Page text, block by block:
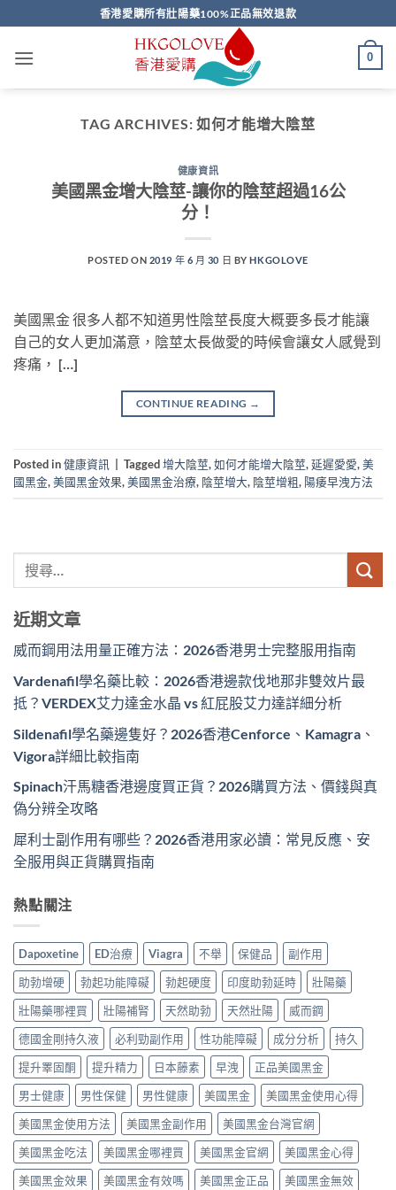
to
content
香港愛購所有壯陽藥100%正品無效退款
0
TAG ARCHIVES:如何才能增大陰莖
健康資訊
美國黑金增大陰莖-讓你的陰莖超過16公
分！
POSTED ON 2019 年 6 月 30 日 BYHKGOLOVE
美國黑金 很多人都不知道男性陰莖長度大概要多長才能讓
自己的女人更加滿意，陰莖太長做愛的時候會讓女人感覺到
疼痛， […]
CONTINUE READING →
Posted in健康資訊 Tagged增大陰莖,如何才能增大陰莖,延遲愛愛,美
國黑金,美國黑金效果,美國黑金治療, 陰莖增大, 陰莖增粗, 陽痿早洩方法
近期文章
威而鋼用法用量正確方法：2026香港男士完整服用指南
Vardenafil學名藥比較：2026香港邊款伐地那非雙效片最
抵？VERDEX艾力達金水晶 vs 紅屁股艾力達詳細分析
Sildenafil學名藥邊隻好？2026香港Cenforce、Kamagra、
Vigora詳細比較指南
Spinach汗馬糖香港邊度買正貨？2026購買方法、價錢與真
偽分辨全攻略
犀利士副作用有哪些？2026香港用家必讀：常見反應、安
全服用與正貨購買指南
熱點關注
Dapoxetine ED治療 Viagra 不舉 保健品
副作用
助勃增硬
勃起功能障礙 勃起硬度 印度助勃延時
壯陽藥
壯陽藥哪裡買
壯陽補腎 天然助勃 天然壯陽
威而鋼
德國金剛持久液
必利勁副作用 性功能障礙 成分分析
持久
提升睪固酮
提升精力 日本藤素 早洩
正品美國黑金
男士健康
男性保健 男性健康 美國黑金
美國黑金使用心得
美國黑金使用方法
美國黑金副作用
美國黑金台灣官網
美國黑金吃法
美國黑金哪裡買 美國黑金官網
美國黑金心得
美國黑金效果
美國黑金有效嗎 美國黑金正品 美國黑金無效